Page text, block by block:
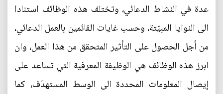
عدة في النشاط الدعائي، وتختلف هذه الوظائف استنادا
الى النوايا المبيّتة، وحسب غايات القائمين بالعمل الدعائي،
من أجل الحصول على التأثير المتحقق من هذا العمل، وان
ابرز هذه الوظائف هي الوظيفة المعرفية التي تساعد على
إيصال المعلومات المحددة الى الوسط المستهدَف، كما